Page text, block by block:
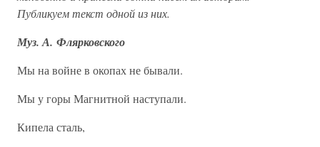
Публикуем текст одной из них.
Муз. А. Флярковского
Мы на войне в окопах не бывали.
Мы у горы Магнитной наступали.
Кипела сталь,